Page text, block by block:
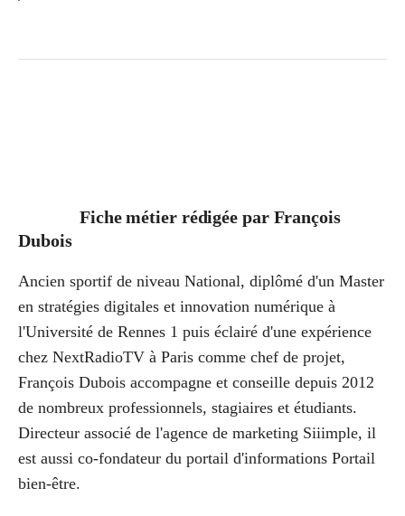
Fiche métier rédigée par François
Dubois
Ancien sportif de niveau National, diplômé d'un Master
en stratégies digitales et innovation numérique à
l'Université de Rennes 1 puis éclairé d'une expérience
chez NextRadioTV à Paris comme chef de projet,
François Dubois accompagne et conseille depuis 2012
de nombreux professionnels, stagiaires et étudiants.
Directeur associé de l'agence de marketing Siiimple, il
est aussi co-fondateur du portail d'informations Portail
bien-être.